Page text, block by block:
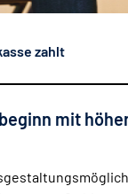
zahlt
mit